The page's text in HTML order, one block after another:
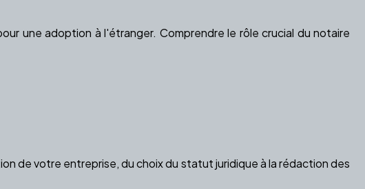
une adoption à l'étranger. Comprendre le rôle crucial du notaire
de votre entreprise, du choix du statut juridique à la rédaction des